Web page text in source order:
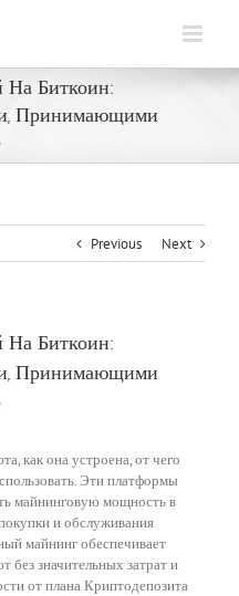
На Биткоин:
Принимающими
Previous Next
На Биткоин:
Принимающими
как она устроена, от чего
Эти платформы
майнинговую мощность в
и обслуживания
майнинг обеспечивает
без значительных затрат и
от плана Криптодепозита